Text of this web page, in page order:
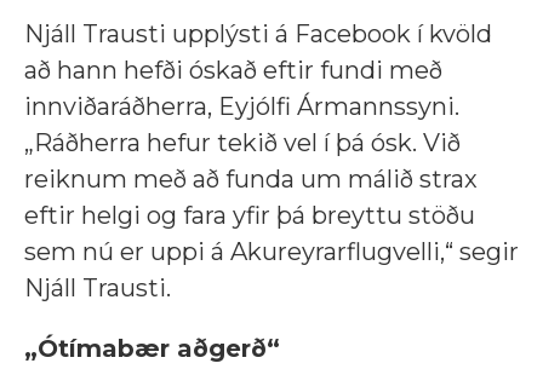
Njáll Trausti upplýsti á Facebook í kvöld
að hann hefði óskað eftir fundi með
innviðaráðherra, Eyjólfi Ármannssyni.
„Ráðherra hefur tekið vel í þá ósk. Við
reiknum með að funda um málið strax
eftir helgi og fara yfir þá breyttu stöðu
sem nú er uppi á Akureyrarflugvelli,“ segir
Njáll Trausti.
„Ótímabær aðgerð“